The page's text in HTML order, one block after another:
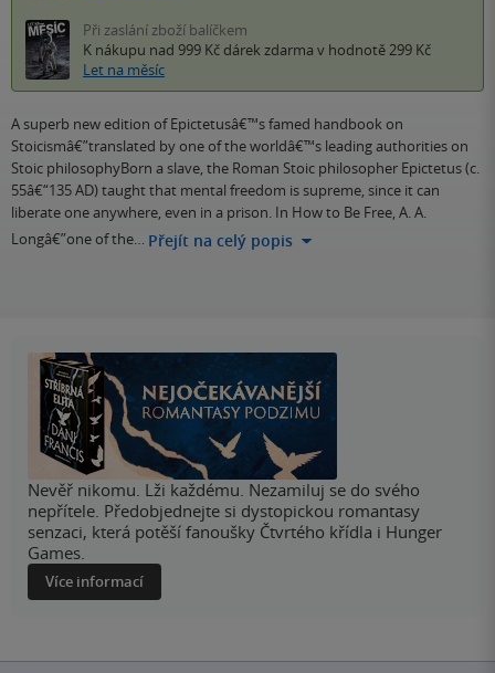
Při zaslání zboží balíčkem
K nákupu nad 999 Kč dárek zdarma v hodnotě 299 Kč
Let na měsíc
A superb new edition of Epictetusâ€™s famed handbook on
Stoicismâ€”translated by one of the worldâ€™s leading authorities on
Stoic philosophyBorn a slave, the Roman Stoic philosopher Epictetus (c.
55â€“135 AD) taught that mental freedom is supreme, since it can
liberate one anywhere, even in a prison. In How to Be Free, A. A.
Longâ€”one of the… Přejít na celý popis
Nevěř nikomu. Lži každému. Nezamiluj se do svého
nepřítele. Předobjednejte si dystopickou romantasy
senzaci, která potěší fanoušky Čtvrtého křídla i Hunger
Games.
Více informací